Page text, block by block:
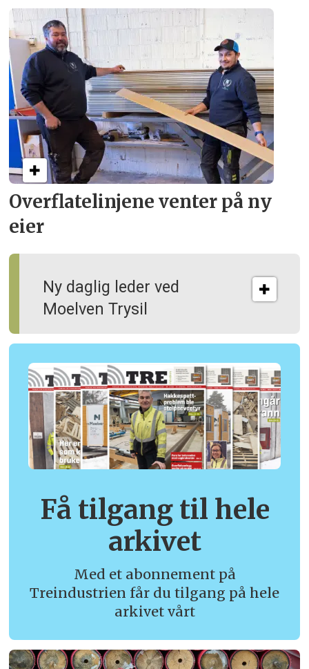
Overflate­linjene venter på ny
eier
Ny daglig leder ved
Moelven Trysil
Få tilgang til hele
arkivet
Med et abonnement på
Treindustrien får du tilgang på hele
arkivet vårt